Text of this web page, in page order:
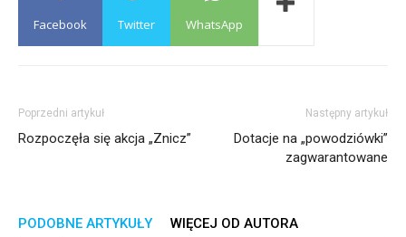
Facebook Twitter WhatsApp
Poprzedni artykuł
Rozpoczęła się akcja „Znicz”
Następny artykuł
Dotacje na „powodziówki”
zagwarantowane
PODOBNE ARTYKUŁY WIĘCEJ OD AUTORA